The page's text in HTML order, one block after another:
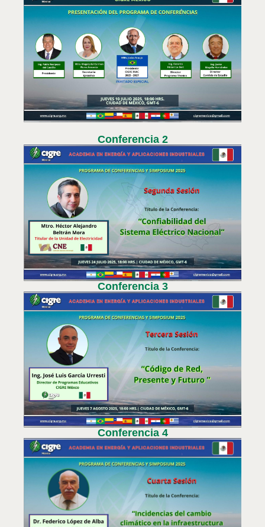
Conferencia 2
Conferencia 3
Conferencia 4